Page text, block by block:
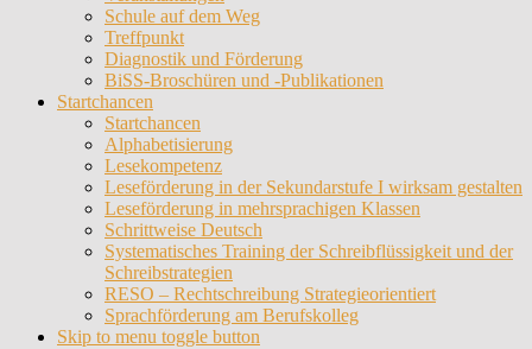
Schule auf dem Weg
Treffpunkt
Diagnostik und Förderung
BiSS-Broschüren und -Publikationen
Startchancen
Startchancen
Alphabetisierung
Lesekompetenz
Leseförderung in der Sekundarstufe I wirksam gestalten
Leseförderung in mehrsprachigen Klassen
Schrittweise Deutsch
Systematisches Training der Schreibflüssigkeit und der
Schreibstrategien
RESO – Rechtschreibung Strategieorientiert
Sprachförderung am Berufskolleg
Skip to menu toggle button